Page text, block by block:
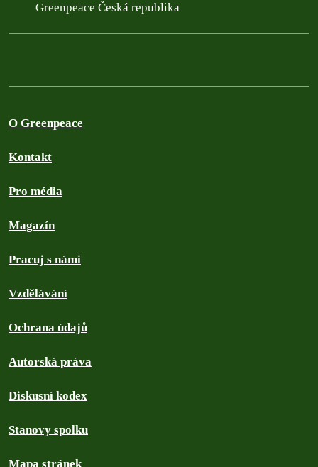
Greenpeace Česká republika
O Greenpeace
Kontakt
Pro média
Magazín
Pracuj s námi
Vzdělávání
Ochrana údajů
Autorská práva
Diskusní kodex
Stanovy spolku
Mapa stránek